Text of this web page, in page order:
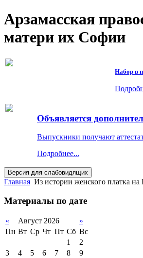
Арзамасская
матери их Софии
Набор в
Объявляется
Выпускники получают
Подробнее...
Главная Из истории женского платка на
Материалы по дате
« Август 2026
»
Пн Вт Ср Чт Пт Сб Вс
1
2
3
4 5 6 7 8
9